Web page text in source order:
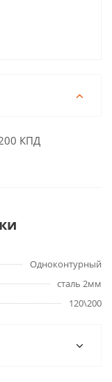
КПД
Одноконтурный
сталь 2мм
120\200